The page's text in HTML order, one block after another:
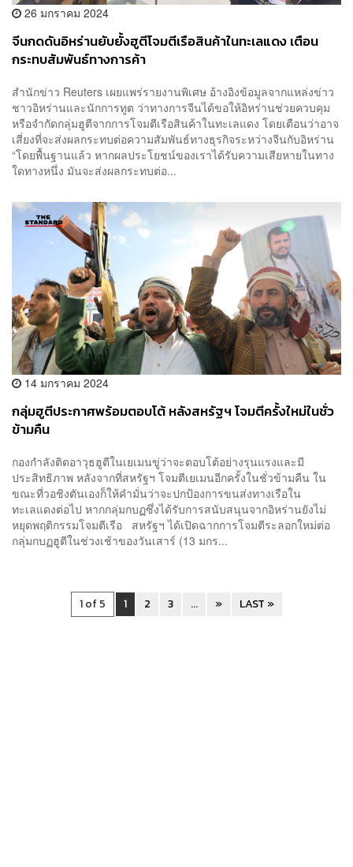
26 มกราคม 2024
จีนกดดันอิหร่านยับยั้งฮูตีโจมตีเรือสินค้าในทะเลแดง เตือน
กระทบสัมพันธ์ทางการค้า
สำนักข่าว Reuters เผยแพร่รายงานพิเศษ อ้างอิงข้อมูลจากแหล่งข่าว
ชาวอิหร่านและนักการทูต ว่าทางการจีนได้ขอให้อิหร่านช่วยควบคุม
หรือจำกัดกลุ่มฮูตีจากการโจมตีเรือสินค้าในทะเลแดง โดยเตือนว่าอาจ
เสี่ยงที่จะส่งผลกระทบต่อความสัมพันธ์ทางธุรกิจระหว่างจีนกับอิหร่าน
“โดยพื้นฐานแล้ว หากผลประโยชน์ของเราได้รับความเสียหายในทาง
ใดทางหนึ่ง มันจะส่งผลกระทบต่อ...
14 มกราคม 2024
กลุ่มฮูตีประกาศพร้อมตอบโต้ หลังสหรัฐฯ โจมตีครั้งใหม่ในชั่ว
ข้ามคืน
กองกำลังติดอาวุธฮูตีในเยเมนขู่ว่าจะตอบโต้อย่างรุนแรงและมี
ประสิทธิภาพ หลังจากที่สหรัฐฯ โจมตีเยเมนอีกครั้งในชั่วข้ามคืน ใน
ขณะที่วอชิงตันเองก็ให้คำมั่นว่าจะปกป้องการขนส่งทางเรือใน
ทะเลแดงต่อไป หากกลุ่มกบฏซึ่งได้รับการสนับสนุนจากอิหร่านยังไม่
หยุดพฤติกรรมโจมตีเรือ สหรัฐฯ ได้เปิดฉากการโจมตีระลอกใหม่ต่อ
กลุ่มกบฏฮูตีในช่วงเช้าของวันเสาร์ (13 มกร...
1 of 5 1 2 3 ... » LAST »